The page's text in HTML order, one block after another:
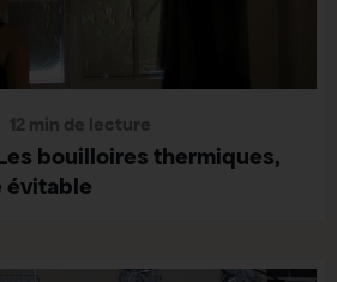
12 min de lecture
bouilloires thermiques,
évitable